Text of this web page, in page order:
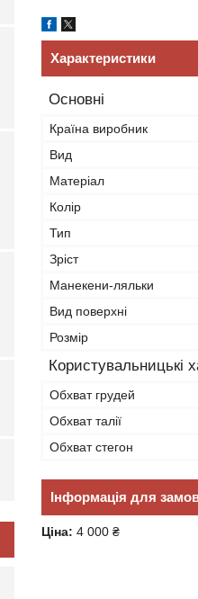
Характеристики
Основні
Країна виробник
Вид
Матеріал
Колір
Тип
Зріст
Манекени-ляльки
Вид поверхні
Розмір
Користувальницькі
Обхват грудей
Обхват талії
Обхват стегон
Інформація для
Ціна: 4 000 ₴